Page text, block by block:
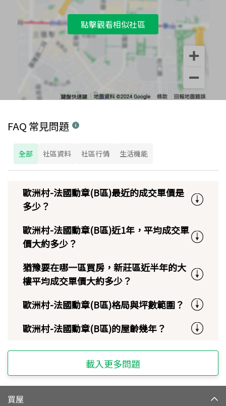
點擊觀看相似社區
FAQ 常見問題
全部 社區資料 社區行情 生活機能
歐洲村-法國勳章(B區)最近的成交單價是
多少？
歐洲村-法國勳章(B區)近1年，平均成交單
價大約多少？
猶豫要在哪一區買房，新莊區近半年的大
樓平均成交單價大約多少？
歐洲村-法國勳章(B區)格局與坪數範圍？
歐洲村-法國勳章(B區)的屋齡幾年？
載入更多問題
買屋